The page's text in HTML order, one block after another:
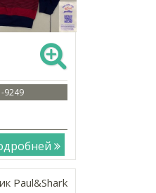
9249
Paul&Shark